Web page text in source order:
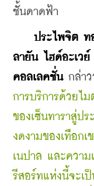
ชั้นดาดฟ้า
ประไพจิต ท
ลายัน ไฮด์อะเวย์
คอลเลคชั่น กล่าว
การบริการด้วยไ
ของเซ็นทาราสู่ป
งดงามของเทือก
เนปาล และควา
รีสอร์ทแห่งนี้จะเ